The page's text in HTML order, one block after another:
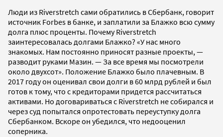
Люди из Riverstretch сами обратились в Сбербанк, говорит
источник Forbes в банке, и заплатили за Блажко всю сумму
долга плюс проценты. Почему Riverstretch
заинтересовалась долгами Блажко? «У нас много
знакомых. Нам постоянно приносят разные проекты, —
разводит руками Мазин. — За все время мы посмотрели
около двухсот». Положение Блажко было плачевным. В
2017 году он оценивал свои долги в 60 млрд рублей и был
готов к тому, что с кредиторами придется рассчитаться
активами. Но договариваться с Riverstretch не собирался и
через суд попытался опротестовать переуступку долга
Сбербанком. Вскоре он убедился, что недооценил
соперника.